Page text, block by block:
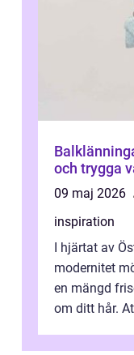
Balklänningar
och trygga
09 maj 2026
inspiration
I hjärtat av
modernitet
en mängd
om ditt hår.